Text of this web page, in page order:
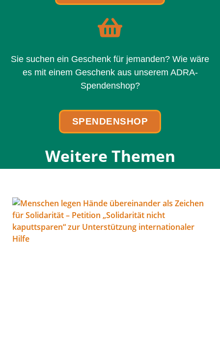
Sie suchen ein Geschenk für jeman­den? Wie wäre
es mit einem Geschenk aus unse­rem ADRA-
Spendenshop?
SPENDENSHOP
Weitere Themen